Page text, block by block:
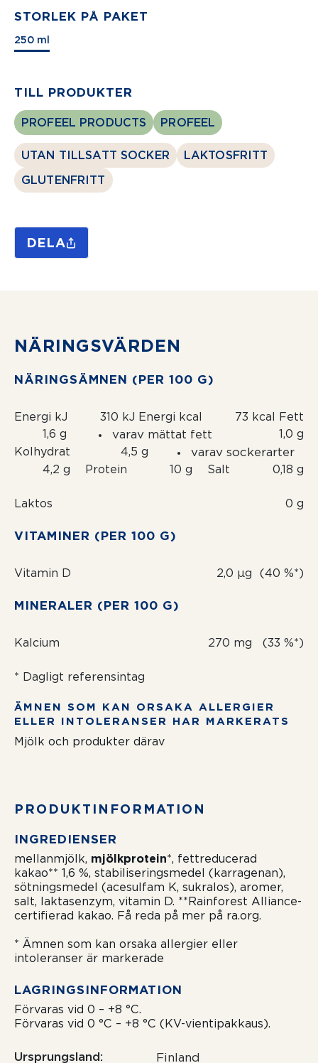
STORLEK PÅ PAKET
250 ml
TILL PRODUKTER
PROFEEL PRODUCTS PROFEEL
UTAN TILLSATT SOCKER
LAKTOSFRITT
GLUTENFRITT
DELA
NÄRINGSVÄRDEN
NÄRINGSÄMNEN (PER 100 G)
Energi kJ 310 kJ Energi kcal 73 kcal Fett
1,6 g
varav mättat fett
1,0 g
Kolhydrat
4,5 g varav sockerarter
4,2 g Protein 10 g Salt 0,18 g
Laktos 0 g
VITAMINER (PER 100 G)
Vitamin D 2,0 µg (40 %*)
MINERALER (PER 100 G)
Kalcium 270 mg (33 %*)
* Dagligt referensintag
ÄMNEN SOM KAN ORSAKA ALLERGIER
ELLER INTOLERANSER HAR MARKERATS
Mjölk och produkter därav
PRODUKTIN­FORMATION
INGREDIENSER
mellanmjölk, mjölkprotein*, fettreducerad
kakao** 1,6 %, stabiliseringsmedel (karragenan),
sötningsmedel (acesulfam K, sukralos), aromer,
salt, laktasenzym, vitamin D. **Rainforest Alliance-
certifierad kakao. Få reda på mer på ra.org.
* Ämnen som kan orsaka allergier eller
intoleranser är markerade
LAGRINGSIN­FORMATION
Förvaras vid 0 – +8 °C.
Förvaras vid 0 °C – +8 °C (KV-vientipakkaus).
Ursprungsland Finland